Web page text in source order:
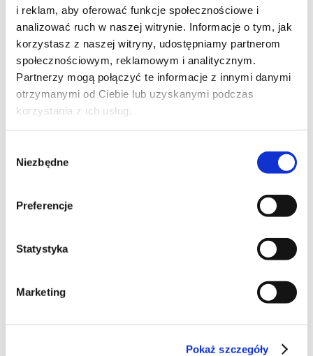
i reklam, aby oferować funkcje społecznościowe i
analizować ruch w naszej witrynie. Informacje o tym, jak
korzystasz z naszej witryny, udostępniamy partnerom
społecznościowym, reklamowym i analitycznym.
Partnerzy mogą połączyć te informacje z innymi danymi
otrzymanymi od Ciebie lub uzyskanymi podczas
korzystania z ich usług.
zgody
Niezbędne
Preferencje
Statystyka
Marketing
Pokaż szczegóły
6
8